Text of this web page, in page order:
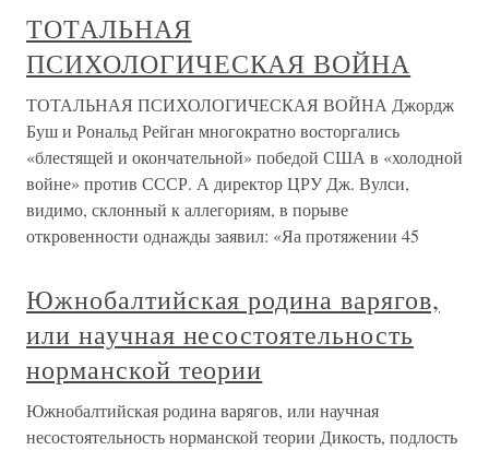
ТОТАЛЬНАЯ
ПСИХОЛОГИЧЕСКАЯ ВОЙНА
ТОТАЛЬНАЯ ПСИХОЛОГИЧЕСКАЯ ВОЙНА Джордж
Буш и Рональд Рейган многократно восторгались
«блестящей и окончательной» победой США в «холодной
войне» против СССР. А директор ЦРУ Дж. Вулси,
видимо, склонный к аллегориям, в порыве
откровенности однажды заявил: «Яа протяжении 45
Южнобалтийская родина варягов,
или научная несостоятельность
норманской теории
Южнобалтийская родина варягов, или научная
несостоятельность норманской теории Дикость, подлость